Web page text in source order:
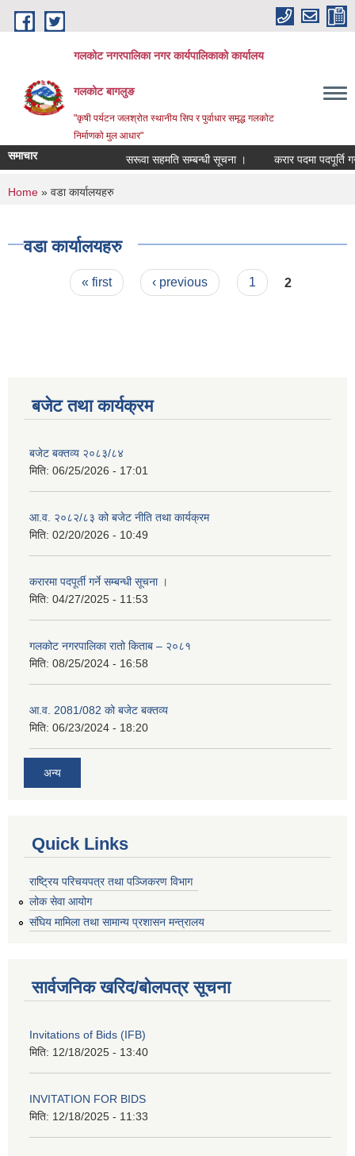
Skip to main content
गलकोट नगरपालिका नगर कार्यपालिकाको कार्यालय
गलकोट बागलुङ
"कृषी पर्यटन जलश्रोत स्थानीय सिप र पुर्वाधार समृद्ध गलकोट
निर्माणको मुल आधार"
समाचार सरूवा सहमति सम्बन्धी सूचना । करार पदमा पदपूर्ति
You are here
Home » वडा कार्यालयहरु
वडा कार्यालयहरु
Pages« first ‹ previous 1 2
बजेट तथा कार्यक्रम
बजेट बक्तव्य २०८३/८४
मिति: 06/25/2026 - 17:01
आ.व. २०८२/८३ को बजेट नीति तथा कार्यक्रम
मिति: 02/20/2026 - 10:49
करारमा पदपूर्ती गर्ने सम्बन्धी सूचना ।
मिति: 04/27/2025 - 11:53
गलकोट नगरपालिका रातो किताब – २०८१
मिति: 08/25/2024 - 16:58
आ.व. 2081/082 को बजेट बक्तव्य
मिति: 06/23/2024 - 18:20
अन्य
Quick Links
राष्ट्रिय परिचयपत्र तथा पञ्जिकरण विभाग
लोक सेवा आयोग
संघिय मामिला तथा सामान्य प्रशासन मन्त्रालय
सार्वजनिक खरिद/बोलपत्र सूचना
Invitations of Bids (IFB)
मिति: 12/18/2025 - 13:40
INVITATION FOR BIDS
मिति: 12/18/2025 - 11:33